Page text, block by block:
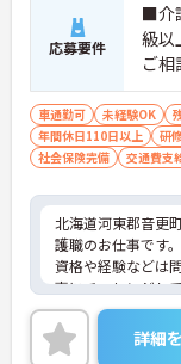
応募要件
■介
級以
ご相
車通勤可 未経験OK
年間休日110日以上
研
社会保険完備
交通費支
北海道河東郡音更
護職のお仕事です。
資格や経験などは
事にチャレンジし
ご興味ある方には
詳細をお話しいた
い。
詳細